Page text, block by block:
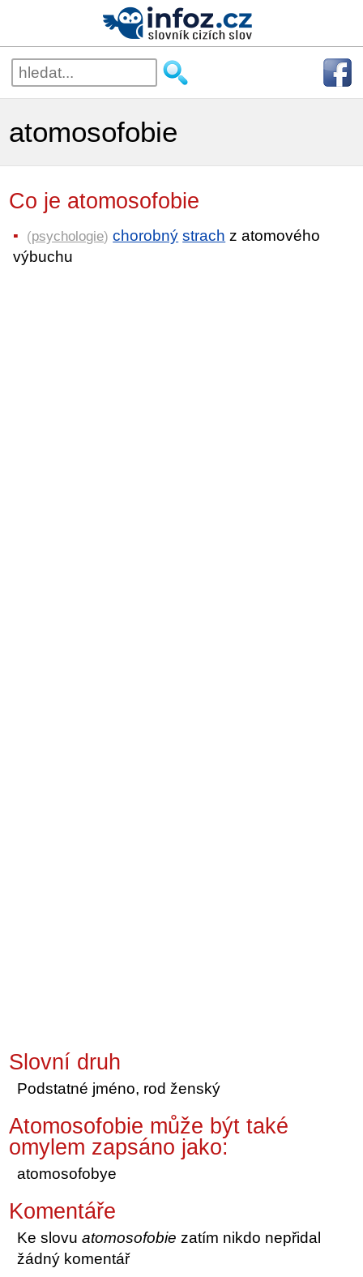
atomosofobie
Co je atomosofobie
(psychologie) chorobný strach z atomového
výbuchu
Slovní druh
Podstatné jméno, rod ženský
Atomosofobie může být také
omylem zapsáno jako:
atomosofobye
Komentáře
Ke slovuatomosofobie zatím nikdo nepřidal
žádný komentář